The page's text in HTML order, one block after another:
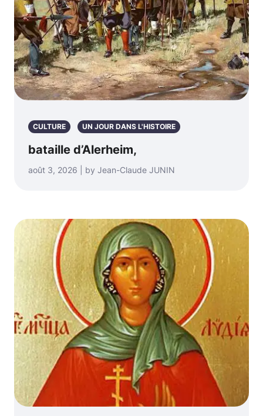
CULTURE UN JOUR DANS L'HISTOIRE
bataille d’Alerheim,
août 3, 2026 | by Jean-Claude JUNIN